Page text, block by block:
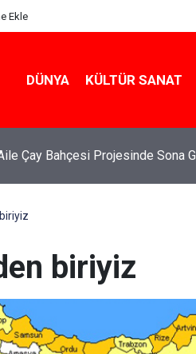
Ekle
DÜNYA KÜLTÜR SANAT
Çay Bahçesi Projesinde Sona
biriyiz